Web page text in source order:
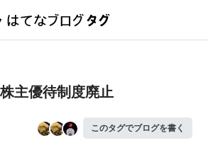
株主優待制度廃止
このタグでブログを書く